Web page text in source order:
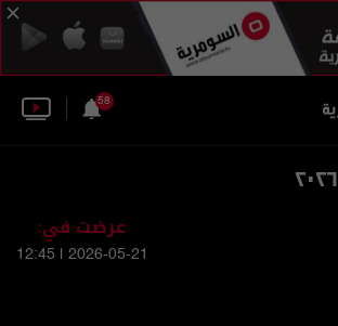
58
عرضت في:
2026-05-21 | 12:45